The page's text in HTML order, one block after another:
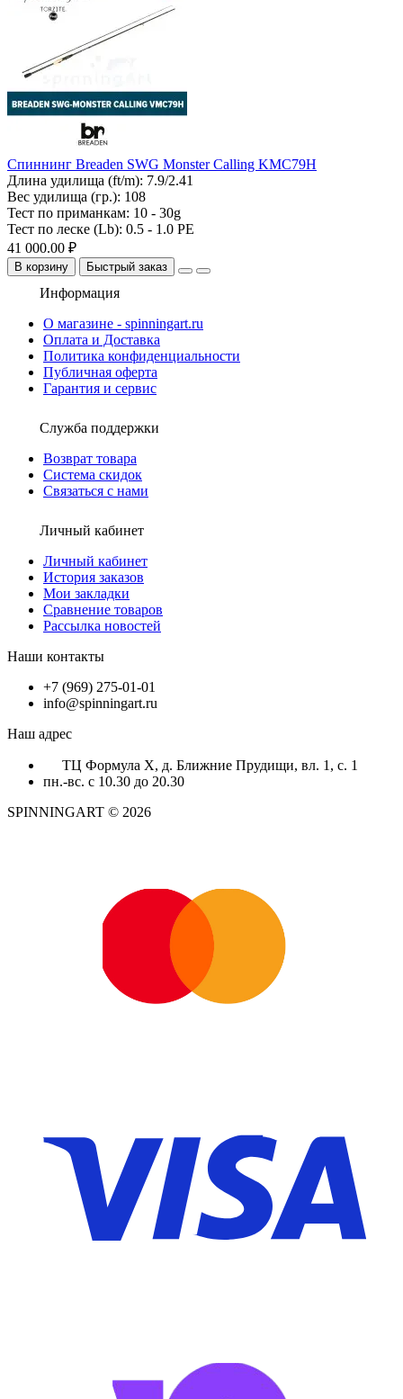
Спиннинг Breaden SWG Monster Calling KMC79H
Длина удилища (ft/m): 7.9/2.41
Вес удилища (гр.): 108
Тест по приманкам: 10 - 30g
Тест по леске (Lb): 0.5 - 1.0 PE
41 000.00 ₽
В корзину Быстрый заказ
Информация
О магазине - spinningart.ru
Оплата и Доставка
Политика конфиденциальности
Публичная оферта
Гарантия и сервис
Служба поддержки
Возврат товара
Система скидок
Связаться с нами
Личный кабинет
Личный кабинет
История заказов
Мои закладки
Сравнение товаров
Рассылка новостей
Наши контакты
+7 (969) 275-01-01
info@spinningart.ru
Наш адрес
ТЦ Формула X, д. Ближние Прудищи, вл. 1, с. 1
пн.-вс. с 10.30 до 20.30
SPINNINGART © 2026